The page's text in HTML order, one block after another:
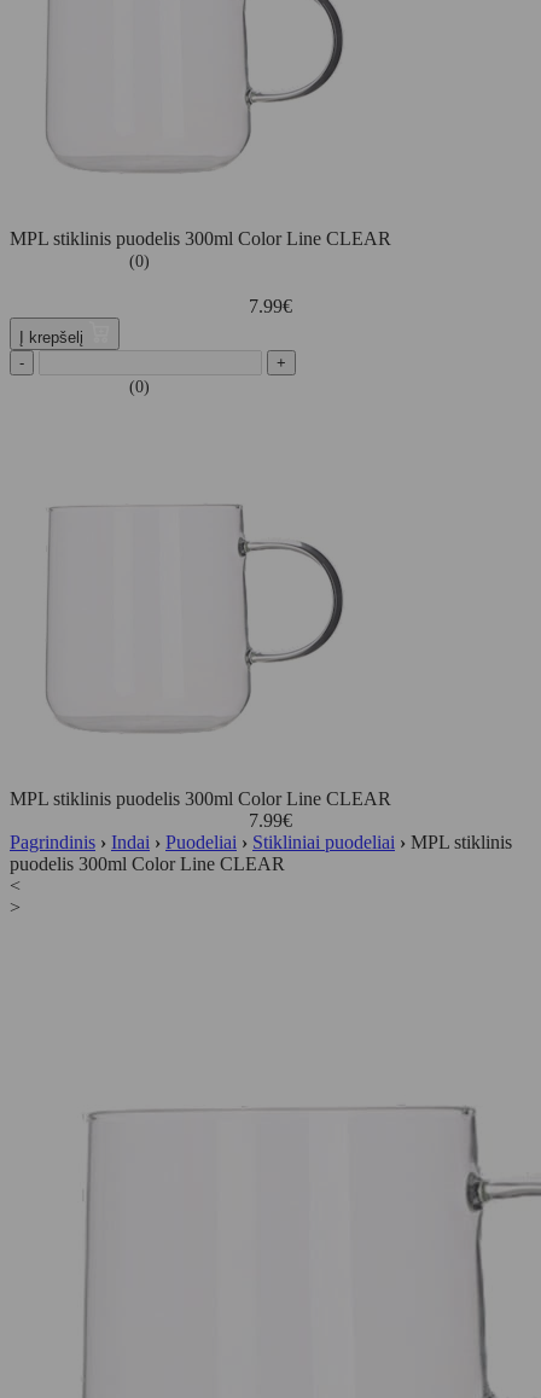
MPL stiklinis puodelis 300ml Color Line CLEAR
(0)
7.99€
Į krepšelį
-
+
(0)
MPL stiklinis puodelis 300ml Color Line CLEAR
7.99€
Pagrindinis › Indai › Puodeliai › Stikliniai puodeliai › MPL stiklinis
puodelis 300ml Color Line CLEAR
<
>